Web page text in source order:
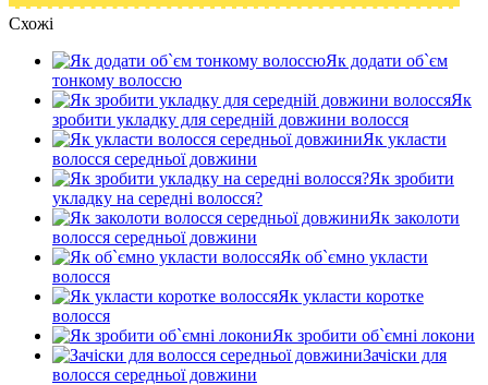
Схожі
Як додати об`єм
тонкому волоссю
Як
зробити укладку для середній довжини волосся
Як укласти
волосся середньої довжини
Як зробити
укладку на середні волосся?
Як заколоти
волосся середньої довжини
Як об`ємно укласти
волосся
Як укласти коротке
волосся
Як зробити об`ємні локони
Зачіски для
волосся середньої довжини